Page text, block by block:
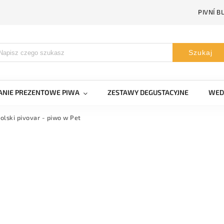
PIVNÍ
Szukaj
PREZENTOWE PIWA ZESTAWY DEGUSTACYJNE
pivovar - piwo w Pet